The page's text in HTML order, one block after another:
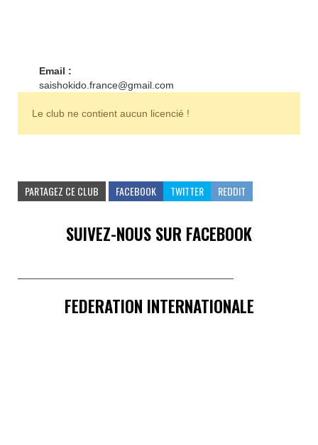
Email :
saishokido.france@gmail.com
Le club ne contient aucun licencié !
PARTAGEZ CE CLUB FACEBOOK TWITTER REDDIT
SUIVEZ-NOUS SUR FACEBOOK
FEDERATION INTERNATIONALE